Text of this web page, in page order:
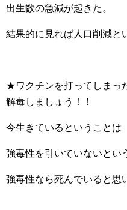
出生数の急減が起きた。
結果的に見れば人口削減と
★ワクチンを打ってしまっ
解毒しましょう！！
今生きているということは
強毒性を引いていないとい
強毒性なら死んでいると思